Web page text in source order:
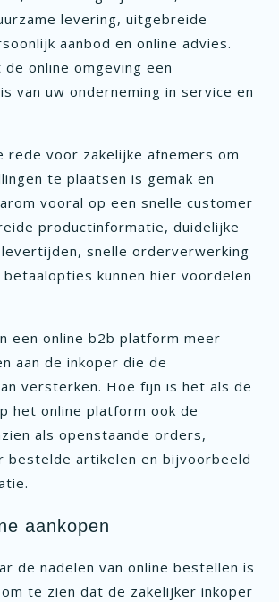
levering, uitgebreide
aanbod en online advies.
online omgeving een
van uw onderneming in service en
rede voor zakelijke afnemers om
te plaatsen is gemak en
vooral op een snelle customer
productinformatie, duidelijke
snelle orderverwerking
betaalopties kunnen hier voordelen
een online b2b platform meer
aan de inkoper die de
versterken. Hoe fijn is het als de
het online platform ook de
als openstaande orders,
bestelde artikelen en bijvoorbeeld
aankopen
de nadelen van online bestellen is
te zien dat de zakelijker inkoper